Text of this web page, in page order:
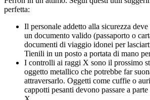
perfetta:
Il personale addetto alla sicurezza
un documento valido (passaporto o
documenti di viaggio idonei per
Tienili in un posto a portata di mano
I controlli ai raggi X sono il prossimo
oggetto metallico che potrebbe far
attraversarlo. Oggetti come cuffie o
cappotti pesanti devono passare a